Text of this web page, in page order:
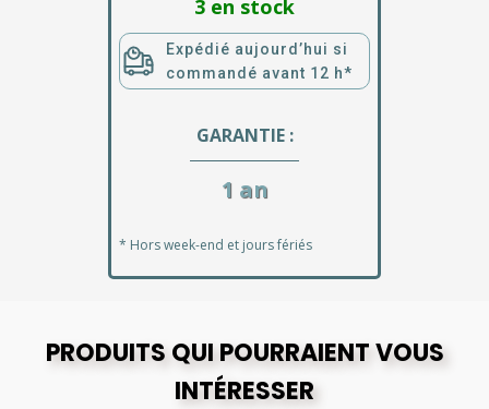
3 en stock
Expédié aujourd’hui si
commandé avant 12 h*
GARANTIE :
1 an
* Hors week-end et jours fériés
PRODUITS QUI POURRAIENT VOUS
INTÉRESSER